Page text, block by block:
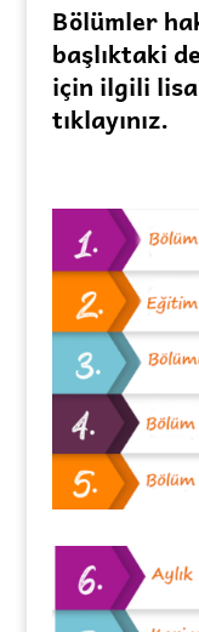
Bölümler
başlıktaki
için ilgili
tıklayınız.